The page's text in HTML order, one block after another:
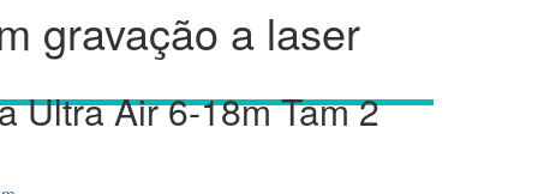
gravação a laser
Ultra Air 6-18m Tam 2